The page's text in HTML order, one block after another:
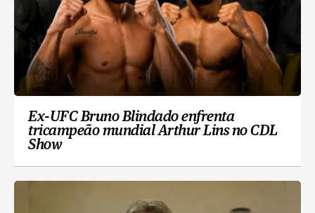
Ex-UFC Bruno Blindado enfrenta
tricampeão mundial Arthur Lins no CDL
Show